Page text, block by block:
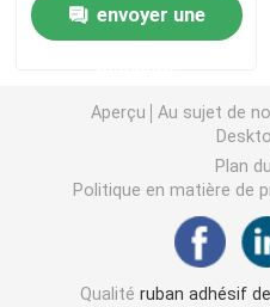
Plat flexographique
Ruban de transfert
Ruban adhésif
envoyer une
Aperçu Au sujet de
Plan
Politique en matière de
Qualité ruban adhésif